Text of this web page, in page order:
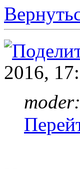
2016,
moder: